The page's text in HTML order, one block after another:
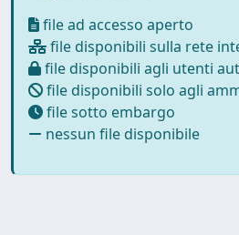
file ad accesso aperto
file disponibili sulla rete
file disponibili agli utenti
file disponibili solo agli
file sotto embargo
nessun file disponibile